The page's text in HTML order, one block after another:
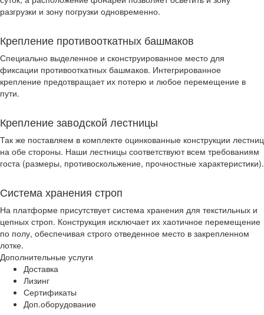
разгрузки и зону погрузки одновременно.
Крепление противооткатных башмаков
Специально выделенное и сконструированное место для
фиксации противооткатных башмаков. Интегрированное
крепление предотвращает их потерю и любое перемещение в
пути.
Крепление заводской лестницы
Так же поставляем в комплекте оцинкованные конструкции лестниц
на обе стороны. Наши лестницы соответствуют всем требованиям
госта (размеры, противоскольжение, прочностные характеристики).
Система хранения строп
На платформе присутствует система хранения для текстильных и
цепных строп. Конструкция исключает их хаотичное перемещение
по полу, обеспечивая строго отведенное место в закрепленном
лотке.
Дополнительные услуги
Доставка
Лизинг
Сертификаты
Доп.оборудование